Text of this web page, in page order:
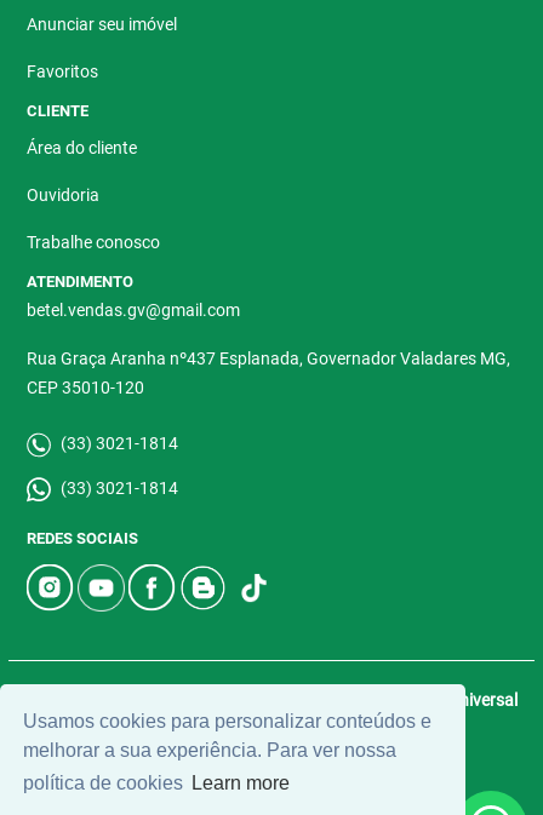
Usamos cookies para personalizar conteúdos e
melhorar a sua experiência. Para ver nossa
política de cookies Learn more
Anunciar seu imóvel
Favoritos
CLIENTE
Área do cliente
Ouvidoria
Trabalhe conosco
ATENDIMENTO
betel.vendas.gv@gmail.com
Rua Graça Aranha nº437 Esplanada, Governador Valadares MG,
CEP 35010-120
(33) 3021-1814
(33) 3021-1814
REDES SOCIAIS
Universal
Software.